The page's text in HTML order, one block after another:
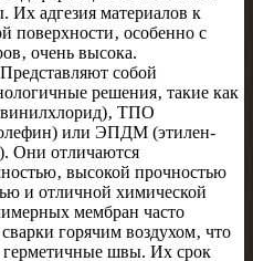
Их адгезия материалов к
поверхности‚ особенно с
очень высока.
собой
решения‚ такие как
ТПО
или ЭПДМ (этилен-
Они отличаются
высокой прочностью
и отличной химической
мембран часто
горячим воздухом‚ что
герметичные швы. Их срок